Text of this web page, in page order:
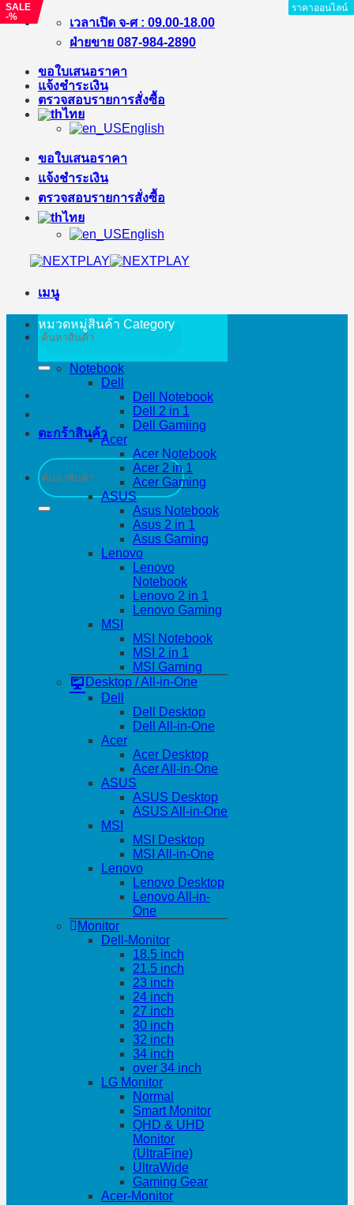
ข้าม
เนื้อหา
เวลาเปิด จ-ศ : 09.00-18.00
ฝ่ายขาย 087-984-2890
ขอใบเสนอราคา
แจ้งชำระเงิน
ตรวจสอบรายการสั่งซื้อ
ไทย
English
ขอใบเสนอราคา
แจ้งชำระเงิน
ตรวจสอบรายการสั่งซื้อ
ไทย
English
เมนู
ค้นหา:
ตะกร้าสินค้า
ค้นหา:
หมวดหมู่สินค้า Category
Notebook
Dell
Dell Notebook
Dell 2 in 1
Dell Gamiing
Acer
Acer Notebook
Acer 2 in 1
Acer Gaming
ASUS
Asus Notebook
Asus 2 in 1
Asus Gaming
Lenovo
Lenovo
Notebook
Lenovo 2 in 1
Lenovo Gaming
MSI
MSI Notebook
MSI 2 in 1
MSI Gaming
Desktop / All-in-One
Dell
Dell Desktop
Dell All-in-One
Acer
Acer Desktop
Acer All-in-One
ASUS
ASUS Desktop
ASUS All-in-One
MSI
MSI Desktop
MSI All-in-One
Lenovo
Lenovo Desktop
Lenovo All-in-
One
Monitor
Dell-Monitor
18.5 inch
21.5 inch
23 inch
24 inch
27 inch
30 inch
32 inch
34 inch
over 34 inch
LG Monitor
Normal
Smart Monitor
QHD & UHD
Monitor
(UltraFine)
UltraWide
Gaming Gear
Acer-Monitor
ราคาออนไลน์
ราคาออนไลน์
SALE
-%
ราคาออนไลน์
SALE
-%
ราคาออนไลน์
ราคาออนไลน์
SALE
-%
ราคาออนไลน์
ราคาออนไลน์
ราคาออนไลน์
ราคาออนไลน์